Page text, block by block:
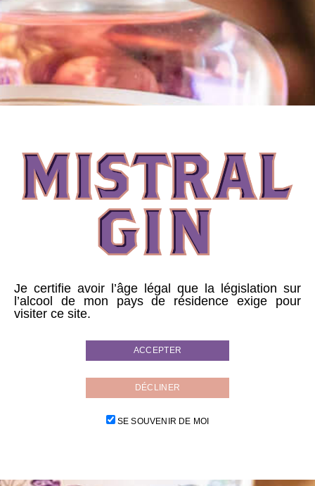
Je certifie avoir l’âge légal que la législation sur
l’alcool de mon pays de résidence exige pour
visiter ce site.
ACCEPTER
DÉCLINER
SE SOUVENIR DE MOI
Ensuite, filtrer dans un verre.
Imaginez-vous dans les années folles, au cœur de
l’effervescence des speakeasies clandestins de New York.
En remplaçant l’olive traditionnelle par une huître fraîche,
cela offre une explosion de saveurs marines dans chaque
gorgée. Le résultat ? Un cocktail sophistiqué, à la fois salin et
raffiné, qui a rapidement conquis les palais des amateurs de
cocktails les plus exigeants. Le
OYSTERTINI
avec MistralGin